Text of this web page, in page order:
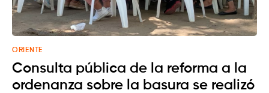
ORIENTE
Consulta pública de la reforma a la
ordenanza sobre la basura se realizó